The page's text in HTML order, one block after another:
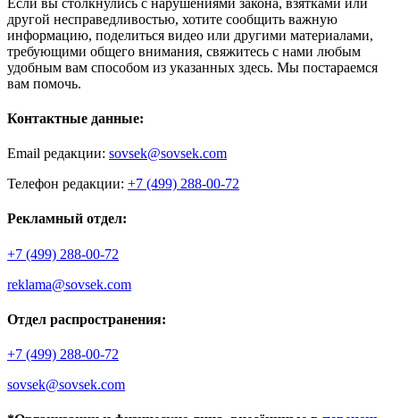
другой несправедливостью, хотите сообщить важную
информацию, поделиться видео или другими материалами,
требующими общего внимания, свяжитесь с нами любым
удобным вам способом из указанных здесь. Мы постараемся
вам помочь.
Контактные данные:
Email редакции: sovsek@sovsek.com
Телефон редакции: +7 (499) 288-00-72
Рекламный отдел:
+7 (499) 288-00-72
reklama@sovsek.com
Отдел распространения:
+7 (499) 288-00-72
sovsek@sovsek.com